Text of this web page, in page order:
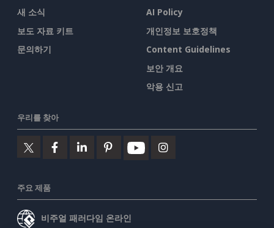
새 소식
보도 자료 키트
문의하기
AI Policy
개인정보 보호정책
Content Guidelines
보안 개요
악용 신고
우리를 찾아
주요 제품
비주얼 패러다임 온라인